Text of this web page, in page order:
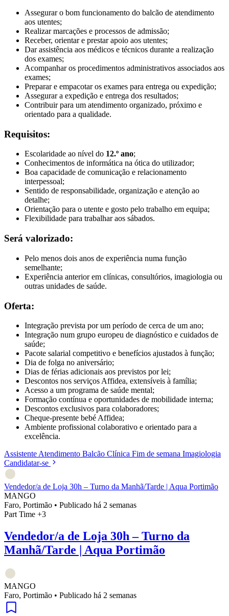
Assegurar o bom funcionamento do balcão de atendimento
aos utentes;
Realizar marcações e processos de admissão;
Receber, orientar e prestar apoio aos utentes;
Dar assistência aos médicos e técnicos durante a realização
dos exames;
Acompanhar os procedimentos administrativos associados aos
exames;
Preparar e empacotar os exames para entrega ou expedição;
Assegurar a expedição e entrega dos resultados;
Contribuir para um atendimento organizado, próximo e
orientado para a qualidade.
Requisitos:
Escolaridade ao nível do 12.º ano;
Conhecimentos de informática na ótica do utilizador;
Boa capacidade de comunicação e relacionamento
interpessoal;
Sentido de responsabilidade, organização e atenção ao
detalhe;
Orientação para o utente e gosto pelo trabalho em equipa;
Flexibilidade para trabalhar aos sábados.
Será valorizado:
Pelo menos dois anos de experiência numa função
semelhante;
Experiência anterior em clínicas, consultórios, imagiologia ou
outras unidades de saúde.
Oferta:
Integração prevista por um período de cerca de um ano;
Integração num grupo europeu de diagnóstico e cuidados de
saúde;
Pacote salarial competitivo e benefícios ajustados à função;
Dia de folga no aniversário;
Dias de férias adicionais aos previstos por lei;
Descontos nos serviços Affidea, extensíveis à família;
Acesso a um programa de saúde mental;
Formação contínua e oportunidades de mobilidade interna;
Descontos exclusivos para colaboradores;
Cheque-presente bebé Affidea;
Ambiente profissional colaborativo e orientado para a
excelência.
Assistente Atendimento Balcão Clínica Fim de semana Imagiologia
Candidatar-se
Vendedor/a de Loja 30h – Turno da Manhã/Tarde | Aqua Portimão
MANGO
Faro, Portimão • Publicado há 2 semanas
Part Time +3
Vendedor/a de Loja 30h – Turno da
Manhã/Tarde | Aqua Portimão
MANGO
Faro, Portimão • Publicado há 2 semanas